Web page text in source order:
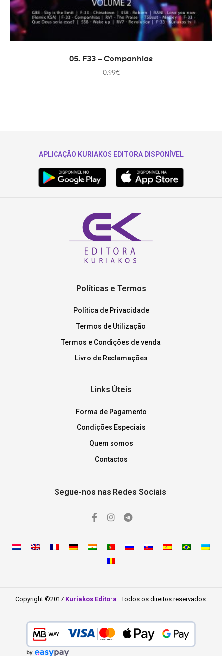
ADAUGĂ ÎN COȘ
05. F33 – Companhias
0.99€
APLICAÇÃO KURIAKOS EDITORA DISPONÍVEL
Políticas e Termos
Política de Privacidade
Termos de Utilização
Termos e Condições de venda
Livro de Reclamações
Links Úteis
Forma de Pagamento
Condições Especiais
Quem somos
Contactos
Segue-nos nas Redes Sociais:
Copyright ©2017 Kuriakos Editora . Todos os direitos reservados.